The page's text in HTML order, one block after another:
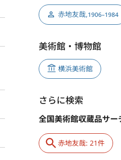
赤地友哉,1906–1984
美術館・博物館
横浜美術館
さらに検索
全国美術館収蔵品サー
赤地友哉: 21件